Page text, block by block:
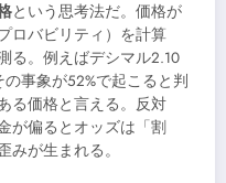
という思考法だ。価格が
ロバビリティ）を計算
る。例えばデシマル2.10
事象が52%で起こると判
る価格と言える。反対
が偏るとオッズは「割
が生まれる。